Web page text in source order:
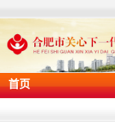
首页